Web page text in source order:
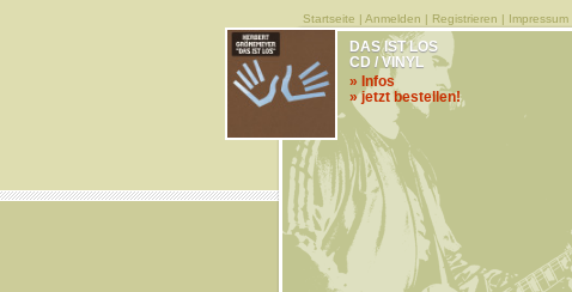
Startseite | Anmelden | Registrieren | Impressum
DAS IST LOS
CD / VINYL
» Infos
» jetzt bestellen!